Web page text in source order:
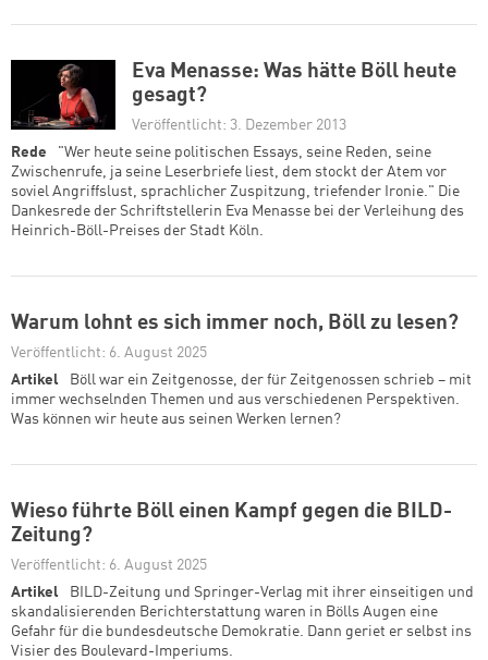
Eva Menasse: Was hätte Böll heute
gesagt?
Veröffentlicht: 3. Dezember 2013
Rede
"Wer heute seine politischen Essays, seine Reden, seine
Zwischenrufe, ja seine Leserbriefe liest, dem stockt der Atem vor
soviel Angriffslust, sprachlicher Zuspitzung, triefender Ironie." Die
Dankesrede der Schriftstellerin Eva Menasse bei der Verleihung des
Heinrich-Böll-Preises der Stadt Köln.
Warum lohnt es sich immer noch, Böll zu lesen?
Veröffentlicht: 6. August 2025
Artikel
Böll war ein Zeitgenosse, der für Zeitgenossen schrieb – mit
immer wechselnden Themen und aus verschiedenen Perspektiven.
Was können wir heute aus seinen Werken lernen?
Wieso führte Böll einen Kampf gegen die BILD-
Zeitung?
Veröffentlicht: 6. August 2025
Artikel
BILD-Zeitung und Springer-Verlag mit ihrer einseitigen und
skandalisierenden Berichterstattung waren in Bölls Augen eine
Gefahr für die bundesdeutsche Demokratie. Dann geriet er selbst ins
Visier des Boulevard-Imperiums.